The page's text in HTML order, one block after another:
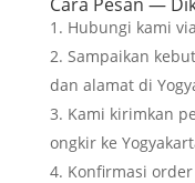
Hubungi kami
Sampaikan
dan alamat di
Kami kirimkan
ongkir ke
Konfirmasi